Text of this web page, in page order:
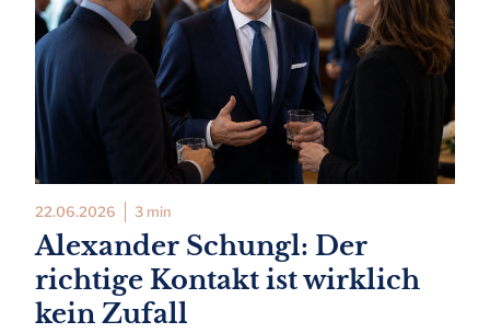
22.06.2026 3 min
Alexander Schungl: Der
richtige Kontakt ist wirklich
kein Zufall